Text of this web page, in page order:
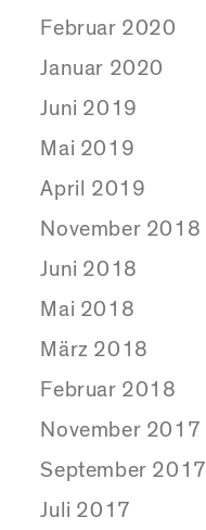
Februar 2020
Januar 2020
Juni 2019
Mai 2019
April 2019
November 2018
Juni 2018
Mai 2018
März 2018
Februar 2018
November 2017
September 2017
Juli 2017